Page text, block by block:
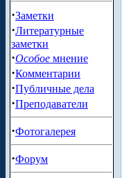
·Заметки
·Литературные
заметки
·Особое мнение
·Комментарии
·Публичные дела
·Преподаватели
·Фотогалерея
·Форум